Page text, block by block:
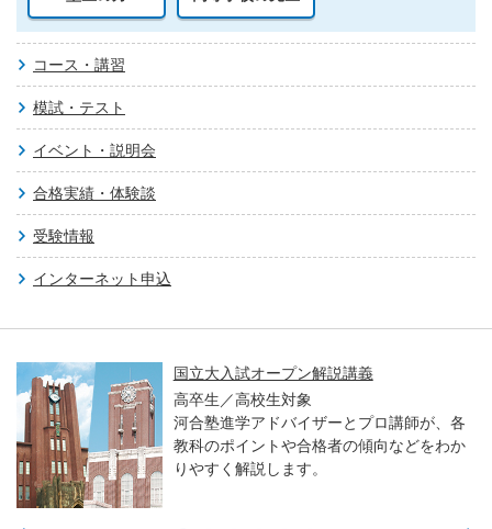
コース・講習
模試・テスト
イベント・説明会
合格実績・体験談
受験情報
インターネット申込
国立大入試オープン解説講義
高卒生／高校生対象
河合塾進学アドバイザーとプロ講師が、各
教科のポイントや合格者の傾向などをわか
りやすく解説します。